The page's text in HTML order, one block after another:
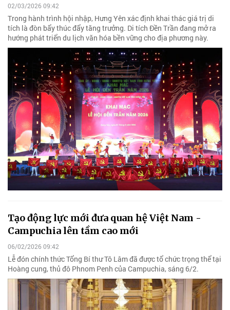
02/03/2026 09:42
Trong hành trình hội nhập, Hưng Yên xác định khai thác giá trị di
tích là đòn bẩy thúc đẩy tăng trưởng. Di tích Đền Trần đang mở ra
hướng phát triển du lịch văn hóa bền vững cho địa phương này.
Tạo động lực mới đưa quan hệ Việt Nam -
Campuchia lên tầm cao mới
06/02/2026 09:42
Lễ đón chính thức Tổng Bí thư Tô Lâm đã được tổ chức trọng thể tại
Hoàng cung, thủ đô Phnom Penh của Campuchia, sáng 6/2.